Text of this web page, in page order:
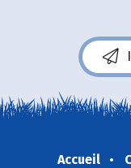
Accueil